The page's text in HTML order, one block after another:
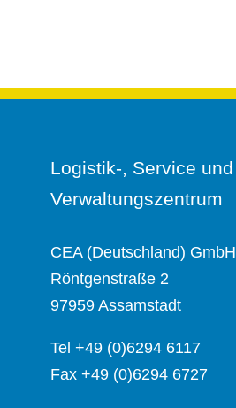
Logistik-, Service und
Verwaltungszentrum
CEA (Deutschland) GmbH
Röntgenstraße 2
97959 Assamstadt
Tel +49 (0)6294 6117
Fax +49 (0)6294 6727